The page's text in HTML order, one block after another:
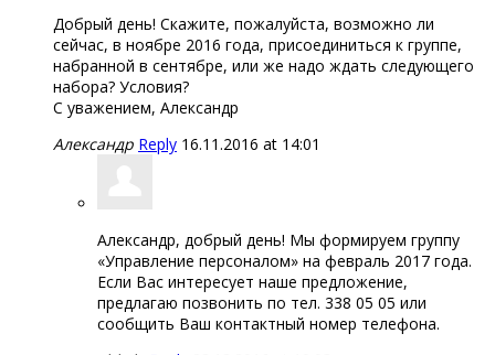
Добрый день! Скажите, пожалуйста, возможно ли
сейчас, в ноябре 2016 года, присоединиться к группе,
набранной в сентябре, или же надо ждать следующего
набора? Условия?
С уважением, Александр
Александр Reply 16.11.2016 at 14:01
Александр, добрый день! Мы формируем группу
«Управление персоналом» на февраль 2017 года.
Если Вас интересует наше предложение,
предлагаю позвонить по тел. 338 05 05 или
сообщить Ваш контактный номер телефона.